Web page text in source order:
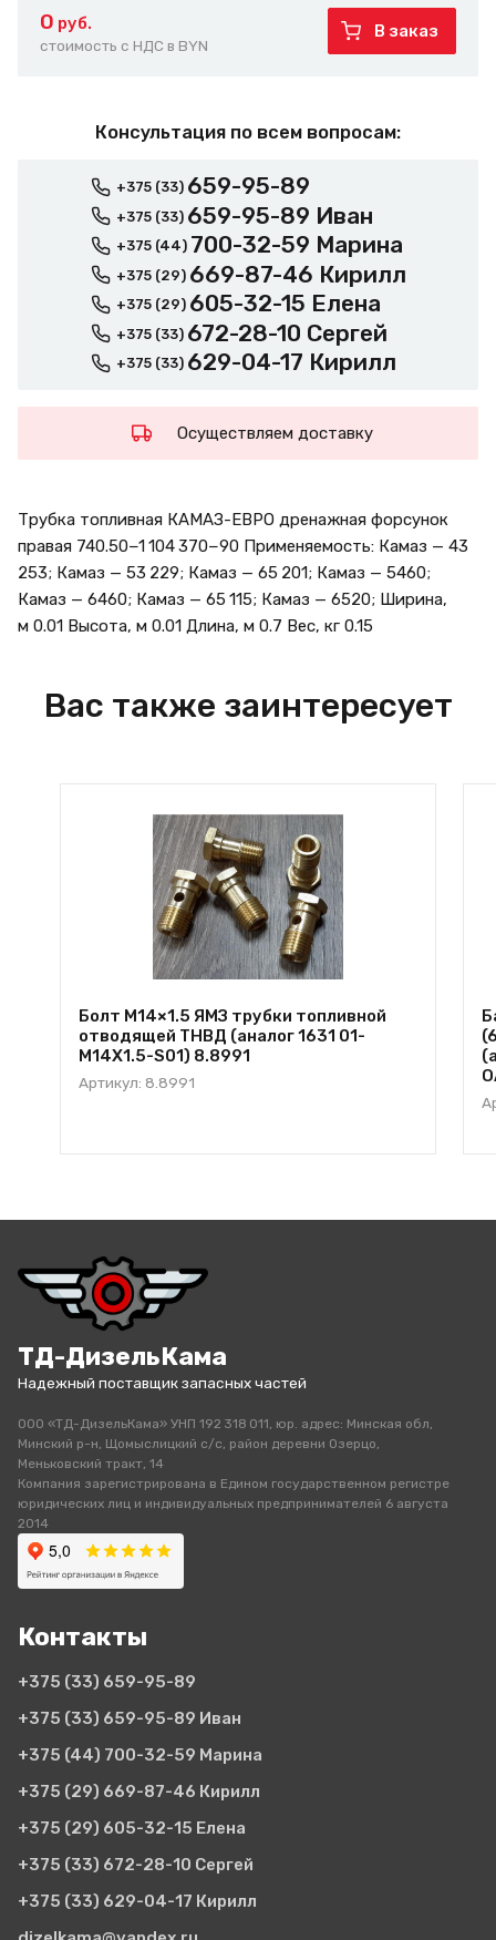
0 руб.
стоимость с НДС в BYN
В заказ
Консультация по всем вопросам:
+375 (33) 659-95-89
+375 (33) 659-95-89 Иван
+375 (44) 700-32-59 Марина
+375 (29) 669-87-46 Кирилл
+375 (29) 605-32-15 Елена
+375 (33) 672-28-10 Сергей
+375 (33) 629-04-17 Кирилл
Осуществляем доставку
Трубка топливная КАМАЗ-ЕВРО дренажная форсунок
правая 740.50−1 104 370−90 Применяемость: Камаз — 43
253; Камаз — 53 229; Камаз — 65 201; Камаз — 5460;
Камаз — 6460; Камаз — 65 115; Камаз — 6520; Ширина,
м 0.01 Высота, м 0.01 Длина, м 0.7 Вес, кг 0.15
Вас также заинтересует
Болт М14×1.5 ЯМЗ трубки топливной
отводящей ТНВД (аналог 1631 01-
M14X1.5-S01) 8.8991
Артикул: 8.8991
ТД-ДизельКама
Надежный поставщик запасных частей
ООО «ТД-ДизельКама» УНП 192 318 011, юр. адрес: Минская обл,
Минский р-н, Щомыслицкий с/с, район деревни Озерцо,
Меньковский тракт, 14
Компания зарегистрирована в Едином государственном регистре
юридических лиц и индивидуальных предпринимателей 6 августа
2014
Контакты
+375 (33) 659-95-89
+375 (33) 659-95-89 Иван
+375 (44) 700-32-59 Марина
+375 (29) 669-87-46 Кирилл
+375 (29) 605-32-15 Елена
+375 (33) 672-28-10 Сергей
+375 (33) 629-04-17 Кирилл